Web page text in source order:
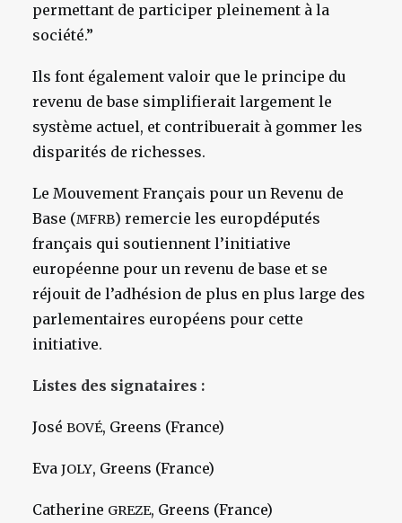
permettant de participer pleinement à la
société.”
Ils font également valoir que le principe du
revenu de base simplifierait largement le
système actuel, et contribuerait à gommer les
disparités de richesses.
Le Mouvement Français pour un Revenu de
Base (MFRB) remercie les europdéputés
français qui soutiennent l’initiative
européenne pour un revenu de base et se
réjouit de l’adhésion de plus en plus large des
parlementaires européens pour cette
initiative.
Listes des signataires :
José BOVÉ, Greens (France)
Eva JOLY, Greens (France)
Catherine GREZE, Greens (France)